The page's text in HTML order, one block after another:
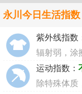
永川今日生活指数
紫外线指数
辐射弱，涂
运动指数：
除特殊体质